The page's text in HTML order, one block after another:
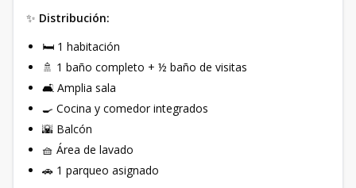
✨ Distribución:
🛏 1 habitación
🚿 1 baño completo + ½ baño de visitas
🛋 Amplia sala
🍳 Cocina y comedor integrados
🌇 Balcón
🧺 Área de lavado
🚗 1 parqueo asignado